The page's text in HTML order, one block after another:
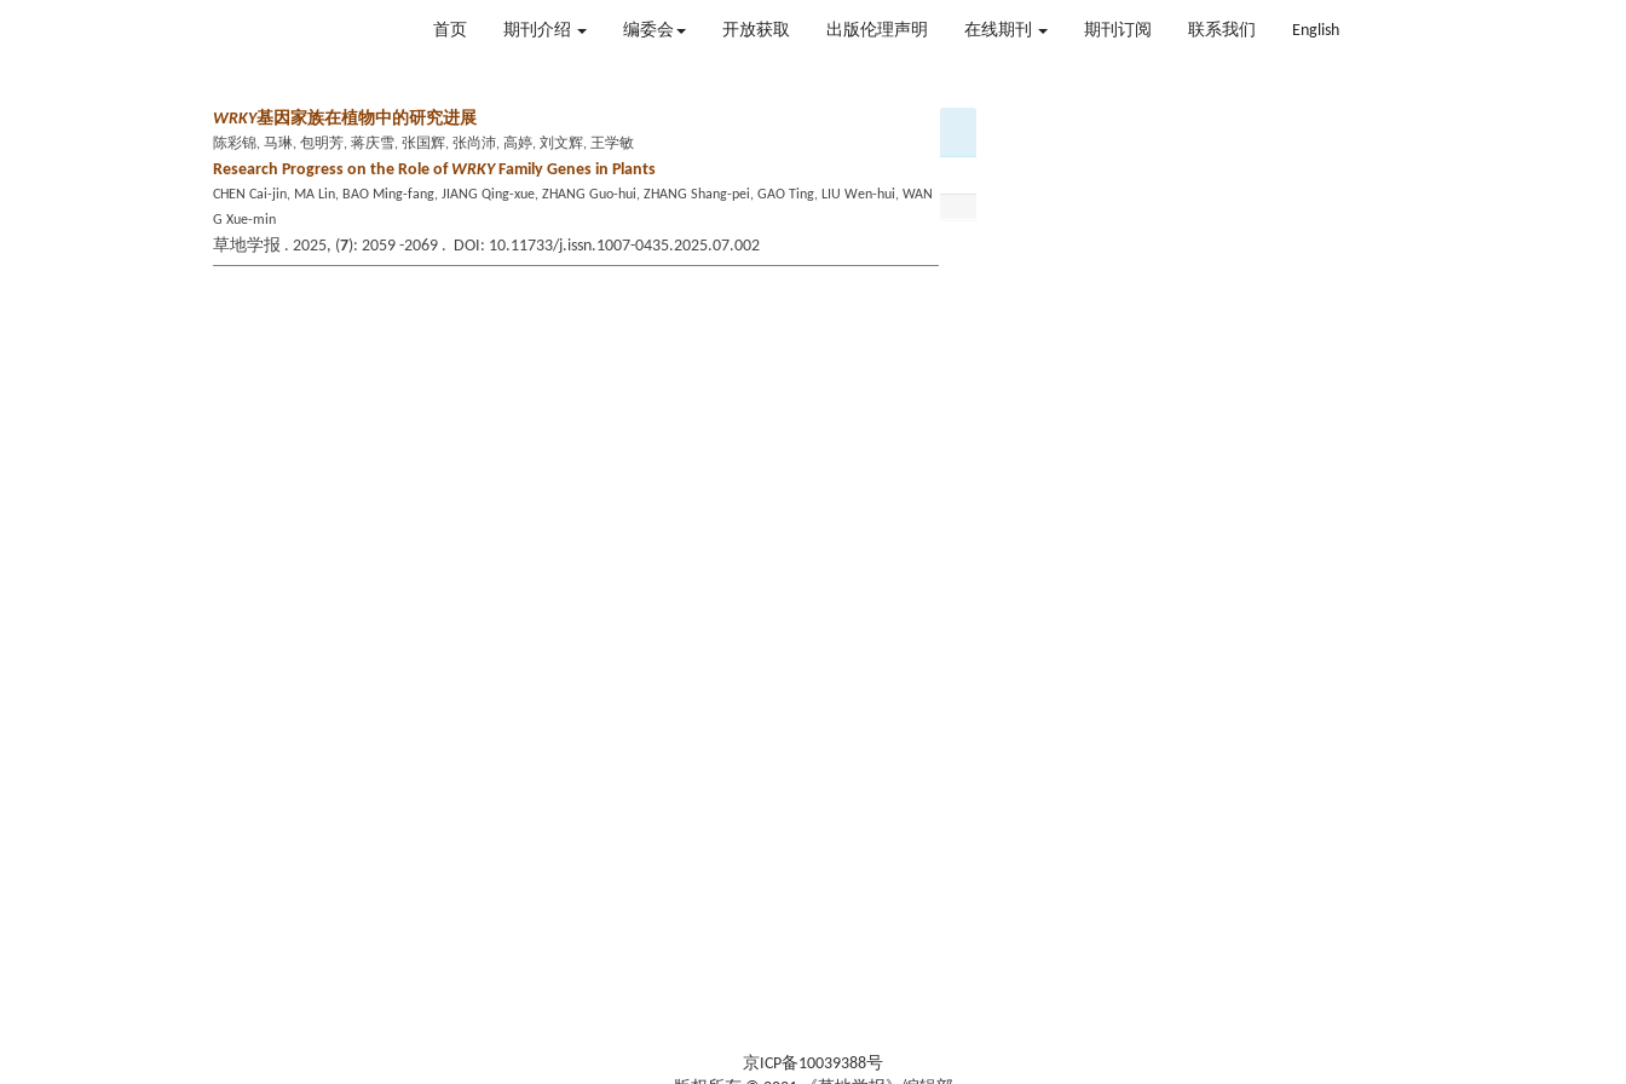
首页 期刊介绍 编委会 开放获取 出版伦理声明 在线期刊 期刊订阅 联系我们 English
WRKY基因家族在植物中的研究进展
陈彩锦, 马琳, 包明芳, 蒋庆雪, 张国辉, 张尚沛, 高婷, 刘文辉, 王学敏
Research Progress on the Role ofWRKYFamily Genes in Plants
CHEN Cai-jin, MA Lin, BAO Ming-fang, JIANG Qing-xue, ZHANG Guo-hui, ZHANG Shang-pei, GAO Ting, LIU Wen-hui, WAN
G Xue-min
草地学报 . 2025, (7): 2059 -2069 . DOI: 10.11733/j.issn.1007-0435.2025.07.002
京ICP备10039388号